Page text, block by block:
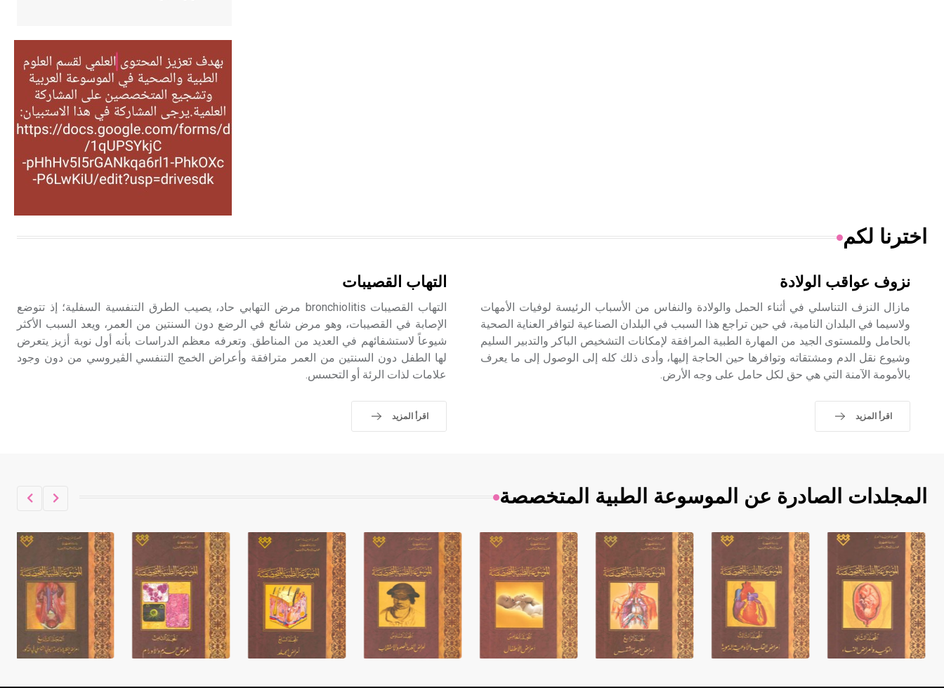
- هل تعلم أن أبقراط كتب في الطب
أربعة مؤلفات هي: الحكم، الأدلة، تنظيم
التغذية، ورسالته في جروح الرأس.
ويعود له الفضل بأنه حرر الطب من
الدين والفلسفة.
- هل تعلم أن المرجان إفراز حيواني
يتكون في البحر ويتركب من مادة
كربونات الكلسيوم، وهو أحمر أو شديد
الحمرة وهو أجود أنواعه، ويمتاز بكبر
الإنكليزية أب
- هل تعلم أن أبجر Abgar اسم معروف
حيث تقتصر القيمة الصوتية للعلامة الك
اخترنا لكم
نزوف عواقب الولادة
مازال النزف التناسلي في أثناء الحمل والولادة والنفاس من الأسباب الرئيسة لوفيات الأمهات
ولاسيما في البلدان النامية، في حين تراجع هذا السبب في البلدان الصناعية لتوافر العناية الصحية
بالحامل وللمستوى الجيد من المهارة الطبية المرافقة لإمكانات التشخيص الباكر والتدبير السليم
وشيوع نقل الدم ومشتقاته وتوافرها حين الحاجة إليها، وأدى ذلك كله إلى الوصول إلى ما يعرف
بالأمومة الآمنة التي هي حق لكل حامل على وجه الأرض.
اقرأ المزيد
التهاب القصيبات
التهاب القصيبات bronchiolitis مرض التهابي حاد، يصيب الطرق التنفسية السفلية؛ إذ تتوضع
الإصابة في القصيبات، وهو مرض شائع في الرضع دون السنتين من العمر، ويعد السبب الأكثر
شيوعاً لاستشفائهم في العديد من المناطق. وتعرفه معظم الدراسات بأنه أول نوبة أزيز يتعرض
لها الطفل دون السنتين من العمر مترافقة وأعراض الخمج التنفسي الڤيروسي من دون وجود
علامات لذات الرئة أو التحسس.
اقرأ المزيد
المجلدات الصادرة عن الموسوعة الطبية المتخصصة